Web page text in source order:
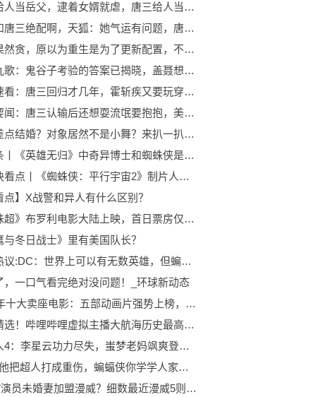
唐三给人当岳父，逮着女婿就虐，唐三给人当女婿，逮着老丈人就虐
天狐和唐三绝配啊，天狐：她气运有问题，唐三：我感觉大难将至
唐三果然贪，原以为重生是为了更新配置，不曾想他前世今生都要 环球快资讯
天行九歌：鬼谷子考验的答案已揭晓，盖聂想得就是比卫庄要深入-信息
环球速看：唐三回归才几年，霍斩疾又要玩穿越了？反正总得有人要穿越才合理
当前要闻：唐三认输后还想耍流氓要抱抱，美公子一脸懵逼：我不能对不起唐三
唐三差点结婚？对象居然不是小舞？来扒一扒他的感情史
微头条丨《英雄无归》中奇异博士和蜘蛛侠是什么关系？
环球快看点丨《蜘蛛侠：平行宇宙2》制片人透露，电影将登场一位新女性蜘蛛侠
点】X战警和异人有什么区别？
《龙珠超》布罗利电影大陆上映，首日票房仅2百万，网友怪罪盗版 焦点讯息
与冬日战士》里有美国队长？
全球热议:DC：世界上可以有无数英雄，但蝙蝠侠和小丑都只有一个
，一口气看完绝对没问题！_环球新动态
2010年十大卖座电影：五部动画片强势上榜，《盗梦空间》仅排第四
焦点精选！哔哩哔哩虚拟主播大航海历史最高纪录TOP104盘点（截至2023年6月25日）
不良人4：李星云功力尽失，蚩梦老妈飒爽登场，提前道声丈母娘好_每日时讯
DC：他把超人打成重伤，蝙蝠侠你学学人家，别拿氪石做长矛了
“洛基”演员未婚妻加盟漫威？细数最近漫威5则小道消息！_全球热文